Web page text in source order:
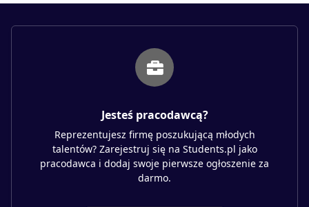
Jesteś pracodawcą?
Reprezentujesz firmę poszukującą młodych
talentów? Zarejestruj się na Students.pl jako
pracodawca i dodaj swoje pierwsze ogłoszenie za
darmo.